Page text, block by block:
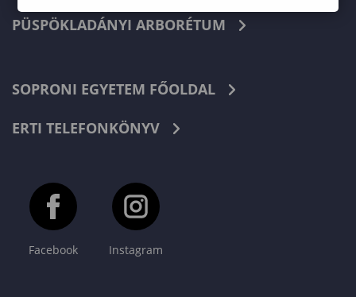
PÜSPÖKLADÁNYI ARBORÉTUM
SOPRONI EGYETEM FŐOLDAL
ERTI TELEFONKÖNYV
Facebook Instagram